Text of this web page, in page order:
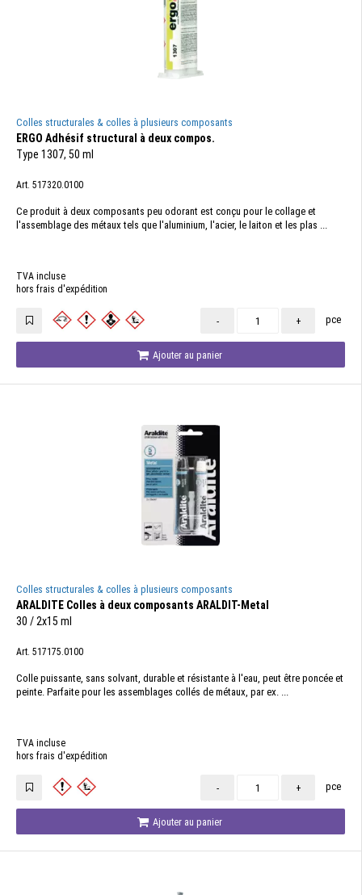
Colles structurales & colles à plusieurs composants
ERGO Adhésif structural à deux compos.
Type 1307, 50 ml
Art. 517320.0100
Ce produit à deux composants peu odorant est conçu pour le collage et
l'assemblage des métaux tels que l'aluminium, l'acier, le laiton et les plas ...
TVA incluse
hors frais d'expédition
- + pce
Ajouter au panier
Colles structurales & colles à plusieurs composants
ARALDITE Colles à deux composants ARALDIT-Metal
30 / 2x15 ml
Art. 517175.0100
Colle puissante, sans solvant, durable et résistante à l'eau, peut être poncée et
peinte. Parfaite pour les assemblages collés de métaux, par ex. ...
TVA incluse
hors frais d'expédition
- + pce
Ajouter au panier